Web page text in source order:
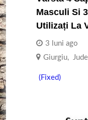
Masculi Si
Utilizați La
3 luni ago
Giurgiu,
(Fixed)